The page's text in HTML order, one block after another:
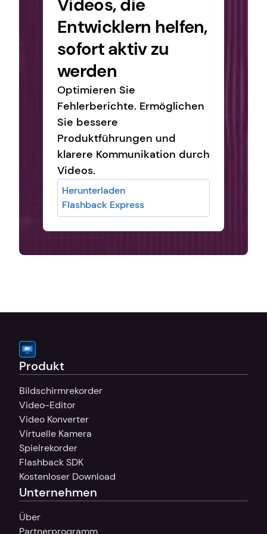
Videos, die
Entwicklern helfen,
sofort aktiv zu
werden
Optimieren Sie
Fehlerberichte. Ermöglichen
Sie bessere
Produktführungen und
klarere Kommunikation durch
Videos.
Herunterladen
Flashback Express
Produkt
Bildschirmrekorder
Video-Editor
Video Konverter
Virtuelle Kamera
Spielrekorder
Flashback SDK
Kostenloser Download
Unternehmen
Über
Partnerprogramm